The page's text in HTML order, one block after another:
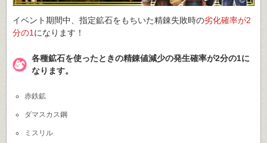
イベント期間中、指定鉱石をもちいた精錬失敗時の劣化確率が2
分の1 になります！
各種鉱石を使ったときの精錬値減少の発生確率が2分の1に
なります。
赤鉄鉱
ダマスカス鋼
ミスリル